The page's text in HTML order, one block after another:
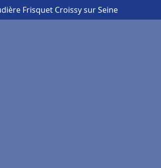
Frisquet Croissy sur Seine